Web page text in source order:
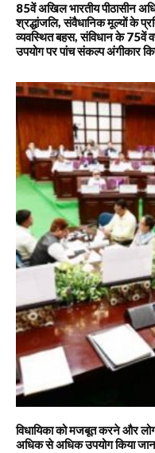
85वें अखिल भारतीय पीठासीन
श्रद्धांजलि, संवैधानिक मूल्यों के
व्यवस्थित बहस, संविधान के 75वें
उपयोग पर पांच संकल्प अंगीकार
विधायिका को मजबूत करने और
अधिक से अधिक उपयोग किया